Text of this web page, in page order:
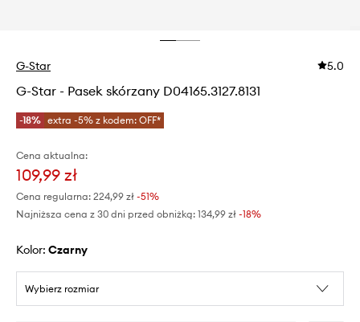
G-Star 5.0
G-Star - Pasek skórzany D04165.3127.8131
-18% extra -5% z kodem: OFF*
Cena aktualna:
109,99 zł
Cena regularna: 224,99 zł -51%
Najniższa cena z 30 dni przed obniżką: 134,99 zł -18%
Kolor: czarny
Wybierz rozmiar